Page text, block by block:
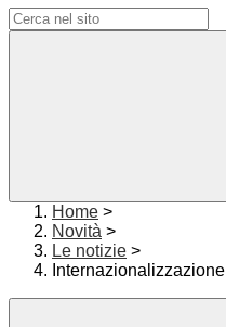
Home >
Novità >
Le notizie >
Internazionalizzazione